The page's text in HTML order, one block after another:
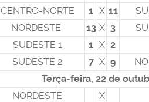
CENTRO-NORTE 1 X 11
NORDESTE 13 X 3
SUDESTE 1 1 X 2
SUDESTE 2 7 X 9
Terça-feira, 22 de
NORDESTE
X